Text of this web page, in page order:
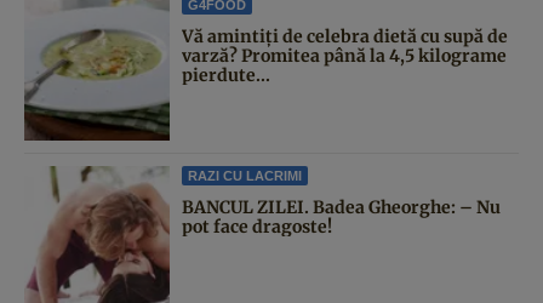
G4FOOD
Vă amintiți de celebra dietă cu supă de
varză? Promitea până la 4,5 kilograme
pierdute...
RAZI CU LACRIMI
BANCUL ZILEI. Badea Gheorghe: – Nu
pot face dragoste!